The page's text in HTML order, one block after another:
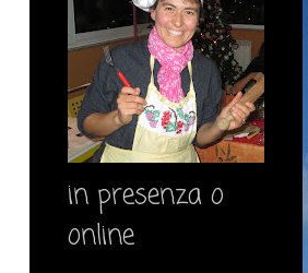
in presenza o
online